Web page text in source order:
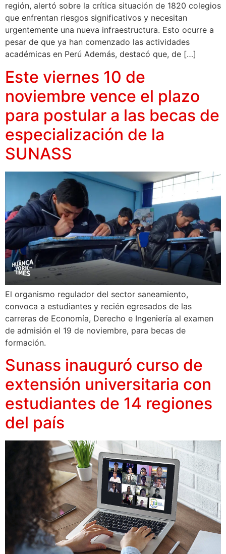
región, alertó sobre la crítica situación de 1820 colegios
que enfrentan riesgos significativos y necesitan
urgentemente una nueva infraestructura. Esto ocurre a
pesar de que ya han comenzado las actividades
académicas en Perú Además, destacó que, de […]
Este viernes 10 de
noviembre vence el plazo
para postular a las becas de
especialización de la
SUNASS
El organismo regulador del sector saneamiento,
convoca a estudiantes y recién egresados de las
carreras de Economía, Derecho e Ingeniería al examen
de admisión el 19 de noviembre, para becas de
formación.
Sunass inauguró curso de
extensión universitaria con
estudiantes de 14 regiones
del país